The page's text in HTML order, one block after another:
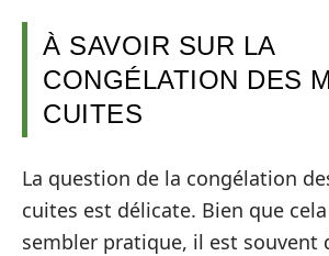
À SAVOIR SUR LA
CONGÉLATION DES
CUITES
La question de la congélation
cuites est délicate. Bien que
sembler pratique, il est souvent